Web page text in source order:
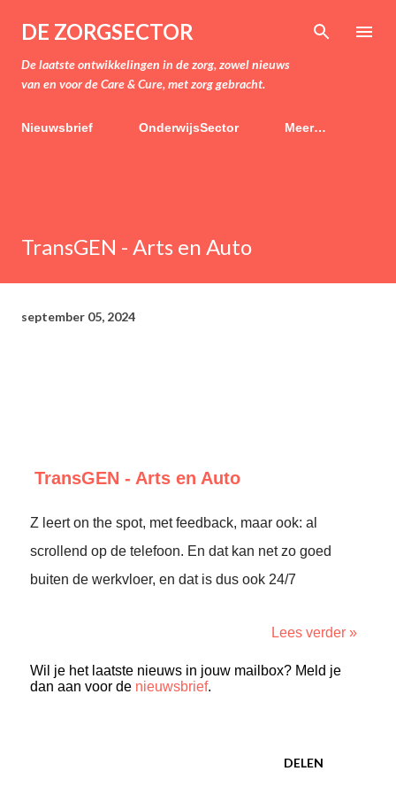
Doorgaan naar hoofdcontent
DE ZORGSECTOR
De laatste ontwikkelingen in de zorg, zowel nieuws
van en voor de Care & Cure, met zorg gebracht.
Nieuwsbrief OnderwijsSector Meer…
TransGEN - Arts en Auto
september 05, 2024
TransGEN - Arts en Auto
Z leert on the spot, met feedback, maar ook: al
scrollend op de telefoon. En dat kan net zo goed
buiten de werkvloer, en dat is dus ook 24/7
Lees verder »
Wil je het laatste nieuws in jouw mailbox? Meld je
dan aan voor de nieuwsbrief.
DELEN